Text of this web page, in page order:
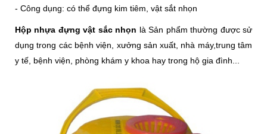
- Công dụng: có thể đựng kim tiêm, vật sắt nhọn
Hộp nhựa đựng vật sắc nhọn làSản phẩm thường được sử
dụng trong các bệnh viện, xưởng sản xuất, nhà máy,trung tâm
y tế, bệnh viện, phòng khám y khoa hay trong hộ gia đình...